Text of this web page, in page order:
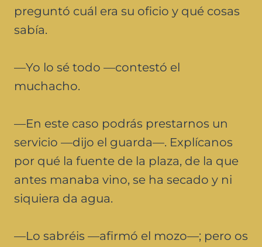
preguntó cuál era su oficio y qué cosas
sabía.
—Yo lo sé todo —contestó el
muchacho.
—En este caso podrás prestarnos un
servicio —dijo el guarda—. Explícanos
por qué la fuente de la plaza, de la que
antes manaba vino, se ha secado y ni
siquiera da agua.
—Lo sabréis —afirmó el mozo—; pero os